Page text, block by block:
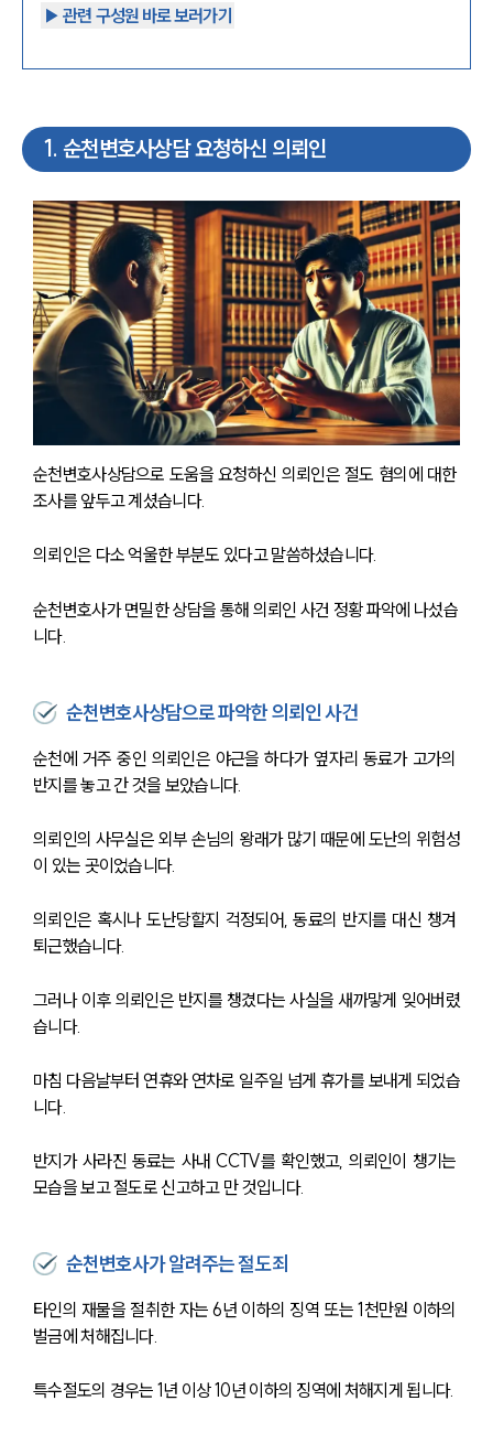
▶︎ 관련 구성원 바로 보러가기
1 . 순천변호사상담 요청하신 의뢰인
순천변호사상담으로 도움을 요청하신 의뢰인은 절도 혐의에 대한
조사를 앞두고 계셨습니다.
의뢰인은 다소 억울한 부분도 있다고 말씀하셨습니다.
순천변호사가 면밀한 상담을 통해 의뢰인 사건 정황 파악에 나섰습
니다.
순천변호사상담으로 파악한 의뢰인 사건
순천에 거주 중인 의뢰인은 야근을 하다가 옆자리 동료가 고가의
반지를 놓고 간 것을 보았습니다.
의뢰인의 사무실은 외부 손님의 왕래가 많기 때문에 도난의 위험성
이 있는 곳이었습니다.
의뢰인은 혹시나 도난당할지 걱정되어, 동료의 반지를 대신 챙겨
퇴근했습니다.
그러나 이후 의뢰인은 반지를 챙겼다는 사실을 새까맣게 잊어버렸
습니다.
마침 다음날부터 연휴와 연차로 일주일 넘게 휴가를 보내게 되었습
니다.
반지가 사라진 동료는 사내 CCTV를 확인했고, 의뢰인이 챙기는
모습을 보고 절도로 신고하고 만 것입니다.
순천변호사가 알려주는 절도죄
타인의 재물을 절취한 자는 6년 이하의 징역 또는 1천만원 이하의
벌금에 처해집니다.
특수절도의 경우는 1년 이상 10년 이하의 징역에 처해지게 됩니다.